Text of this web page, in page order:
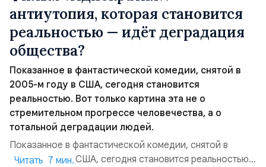
антиутопия, которая становится
реальностью — идёт деградация
общества?
Показанное в фантастической комедии, снятой в
2005-м году в США, сегодня становится
реальностью. Вот только картина эта не о
стремительном прогрессе человечества, а о
тотальной деградации людей.
Показанное в фантастической комедии, снятой в
2005-м году в США, сегодня становится реальностью.
Читать 7 мин.